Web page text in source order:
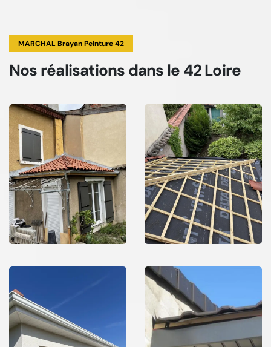
MARCHAL Brayan Peinture 42
Nos réalisations dans le 42 Loire